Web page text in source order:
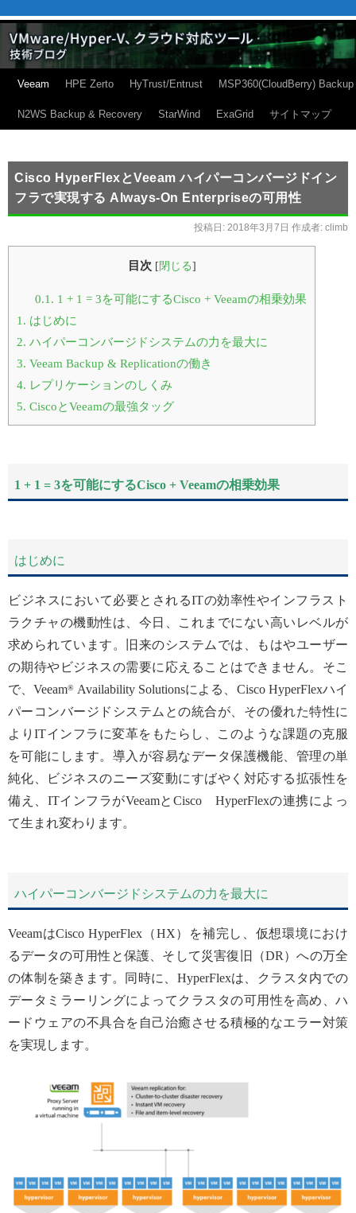
Veeam HPE Zerto HyTrust/Entrust MSP360(CloudBerry) Backup
N2WS Backup & Recovery StarWind ExaGrid サイトマップ
Cisco HyperFlexとVeeam ハイパーコンバージドイン
フラで実現する Always-On Enterpriseの可用性
投稿日: 2018年3月7日 作成者: climb
目次 [ 閉じる]
0.1. 1 + 1 = 3を可能にするCisco + Veeamの相乗効果
1. はじめに
2. ハイパーコンバージドシステムの力を最大に
3. Veeam Backup & Replicationの働き
4. レプリケーションのしくみ
5. CiscoとVeeamの最強タッグ
1 + 1 = 3を可能にするCisco + Veeamの相乗効果
はじめに
ビジネスにおいて必要とされるITの効率性やインフラスト
ラクチャの機動性は、今日、これまでにない高いレベルが
求められています。旧来のシステムでは、もはやユーザー
の期待やビジネスの需要に応えることはできません。そこ
で、Veeam® Availability Solutionsによる、Cisco HyperFlexハイ
パーコンバージドシステムとの統合が、その優れた特性に
よりITインフラに変革をもたらし、このような課題の克服
を可能にします。導入が容易なデータ保護機能、管理の単
純化、ビジネスのニーズ変動にすばやく対応する拡張性を
備え、ITインフラがVeeamとCisco HyperFlexの連携によっ
て生まれ変わります。
ハイパーコンバージドシステムの力を最大に
VeeamはCisco HyperFlex（HX）を補完し、仮想環境におけ
るデータの可用性と保護、そして災害復旧（DR）への万全
の体制を築きます。同時に、HyperFlexは、クラスタ内での
データミラーリングによってクラスタの可用性を高め、ハ
ードウェアの不具合を自己治癒させる積極的なエラー対策
を実現します。